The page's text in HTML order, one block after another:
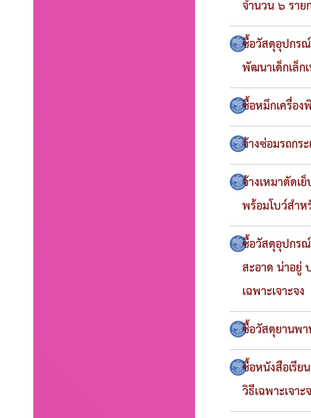
จำนวน ๖ ราย
ซื้อวัสดุอุปกร
พัฒนาเด็กเล็ก
ซื้อหมึกเครื่อง
จ้างซ่อมรถกร
จ้างเหมาตัด
พร้อมโบว์สำห
ซื้อวัสดุอุปกร
สะอาด น่าอยู่
เฉพาะเจาะจง
ซื้อวัสดุยานพา
ซื้อหนังสือเรีย
วิธีเฉพาะเจาะ